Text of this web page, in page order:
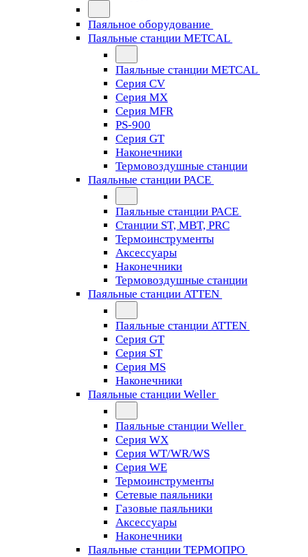
Паяльное оборудование
Паяльные станции METCAL
Паяльные станции METCAL
Серия CV
Серия MX
Серия MFR
PS-900
Серия GT
Наконечники
Термовоздушные станции
Паяльные станции PACE
Паяльные станции PACE
Станции ST, MBT, PRC
Термоинструменты
Аксессуары
Наконечники
Термовоздушные станции
Паяльные станции ATTEN
Паяльные станции ATTEN
Серия GT
Серия ST
Серия MS
Наконечники
Паяльные станции Weller
Паяльные станции Weller
Серия WX
Серия WT/WR/WS
Серия WE
Термоинструменты
Сетевые паяльники
Газовые паяльники
Аксессуары
Наконечники
Паяльные станции ТЕРМОПРО